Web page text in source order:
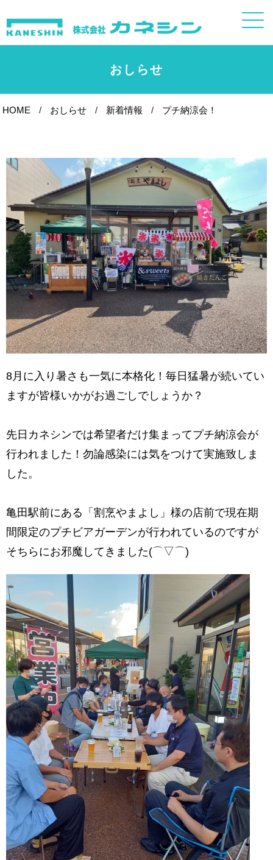
おしらせ
HOME おしらせ 新着情報 プチ納涼会！
8月に入り暑さも一気に本格化！毎日猛暑が続いてい
ますが皆様いかがお過ごしでしょうか？
先日カネシンでは希望者だけ集まってプチ納涼会が
行われました！勿論感染には気をつけて実施致しま
した。
亀田駅前にある「割烹やまよし」様の店前で現在期
間限定のプチビアガーデンが行われているのですが
そちらにお邪魔してきました(⌒▽⌒)